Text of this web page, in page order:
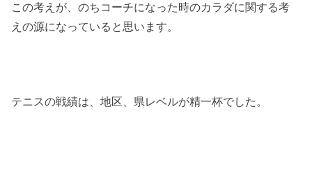
この考えが、のちコーチになった時のカラダに関する考
えの源になっていると思います。
テニスの戦績は、地区、県レベルが精一杯でした。